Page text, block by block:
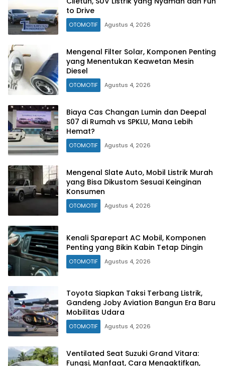
to Drive
OTOMOTIF Agustus 4, 2026
Mengenal Filter Solar, Komponen Penting
yang Menentukan Keawetan Mesin
Diesel
OTOMOTIF Agustus 4, 2026
Biaya Cas Changan Lumin dan Deepal
S07 di Rumah vs SPKLU, Mana Lebih
Hemat?
OTOMOTIF Agustus 4, 2026
Mengenal Slate Auto, Mobil Listrik Murah
yang Bisa Dikustom Sesuai Keinginan
Konsumen
OTOMOTIF Agustus 4, 2026
Kenali Sparepart AC Mobil, Komponen
Penting yang Bikin Kabin Tetap Dingin
OTOMOTIF Agustus 4, 2026
Toyota Siapkan Taksi Terbang Listrik,
Gandeng Joby Aviation Bangun Era Baru
Mobilitas Udara
OTOMOTIF Agustus 4, 2026
Ventilated Seat Suzuki Grand Vitara:
Fungsi, Manfaat, Cara Mengaktifkan,